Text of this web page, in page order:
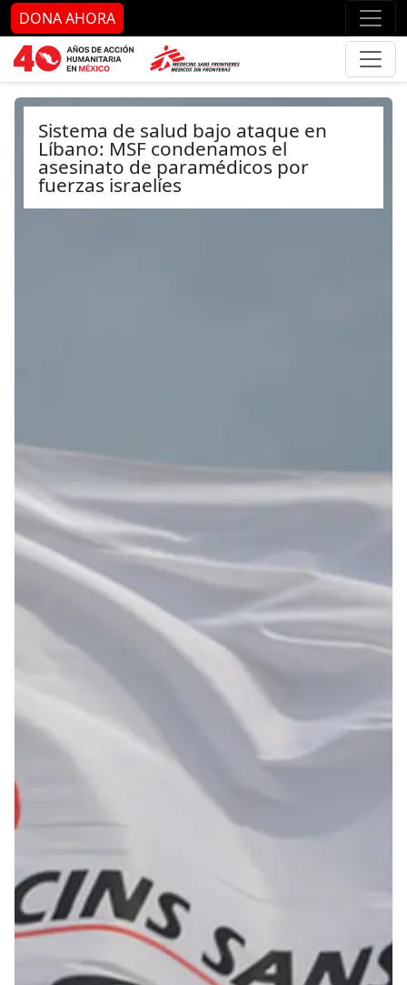
Ir al contenido principal Ir
DONA AHORA
Sistema de salud bajo ataque en
Líbano: MSF condenamos el
asesinato de paramédicos por
fuerzas israelíes